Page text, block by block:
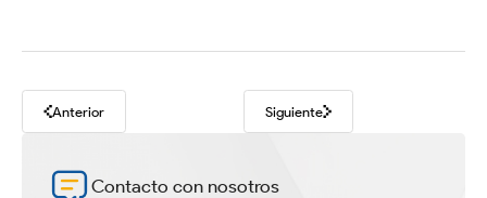
Anterior Siguiente
Contacto con nosotros